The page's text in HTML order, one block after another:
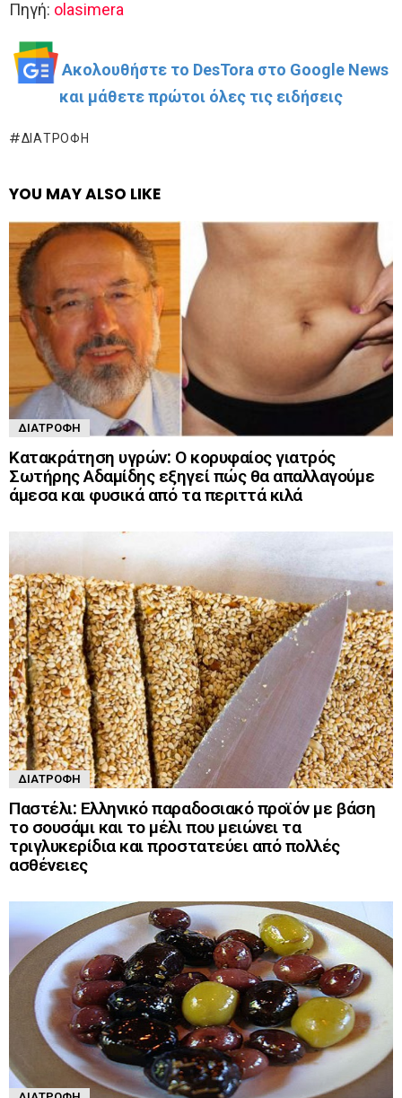
Πηγή: olasimera
Ακολουθήστε το DesTora στο Google News
και μάθετε πρώτοι όλες τις ειδήσεις
ΔΙΑΤΡΟΦΉ
YOU MAY ALSO LIKE
ΔΙΑΤΡΟΦΉ
Κατακράτηση υγρών: Ο κορυφαίος γιατρός
Σωτήρης Αδαμίδης εξηγεί πώς θα απαλλαγούμε
άμεσα και φυσικά από τα περιττά κιλά
ΔΙΑΤΡΟΦΉ
Παστέλι: Ελληνικό παραδοσιακό προϊόν με βάση
το σουσάμι και το μέλι που μειώνει τα
τριγλυκερίδια και προστατεύει από πολλές
ασθένειες